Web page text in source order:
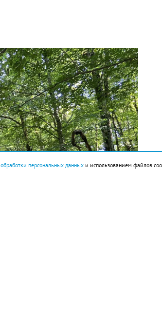
персональных данныхи использованием файлов